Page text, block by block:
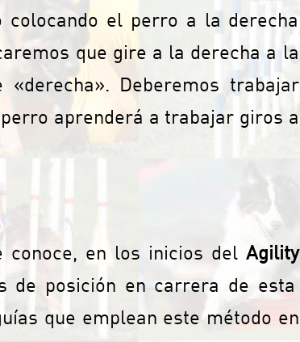
el perro a la derecha
que gire a la derecha a la
Deberemos trabajar
aprenderá a trabajar giros a
conoce, en los inicios del Agility
de posición en carrera de esta
que emplean este método en